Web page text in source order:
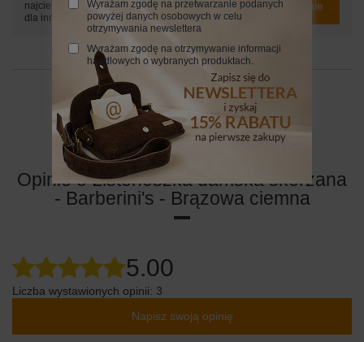
najciekawsze pytania i odpowiedzi publikując
dla innych.
Zadaj pytanie
24 MIESIĄCE
24 miesiące
Opinie o Listonoszka damska skórzana
- Barberini's - Brązowa ciemna
5.00
Liczba wystawionych opinii: 3
Napisz swoją opinię
Wyrażam zgodę na przetwarzanie podanych
powyżej danych osobowych w celu
otrzymywania newslettera
Wyrażam zgodę na otrzymywanie informacji
handlowych o wybranych produktach.